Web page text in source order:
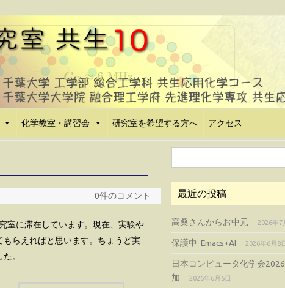
化学教室・講習会 研究室を希望する方へ アクセス
0件のコメント
室に滞在しています。現在、実験や
らえればと思います。ちょうど実
。
索:
最近の投稿
高桑さんからお中元 2026年7
保護中: Emacs+AI 2026年6月8日
日本コンピュータ化学会
加
2026年6月5日